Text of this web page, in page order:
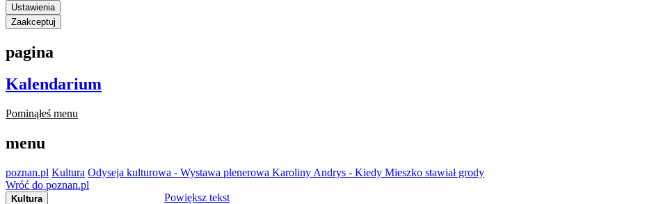
Ustawienia
Zaakceptuj
pagina
Kalendarium
Pominąłeś menu
menu
poznan.pl Kultura Odyseja kulturowa - Wystawa plenerowa Karoliny Andrys - Kiedy Mieszko stawiał grody
Wróć do poznan.pl
Kultura
Powiększ tekst